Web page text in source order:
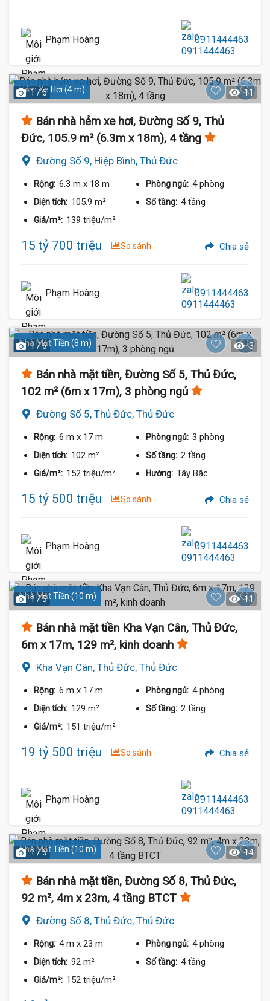
Phạm Hoàng 0911444463
Hẻm Xe Hơi (4 m)
1 / 6 11
Bán nhà hẻm xe hơi, Đường Số 9, Thủ
Đức, 105.9 m² (6.3m x 18m), 4 tầng
Đường Số 9, Hiệp Bình, Thủ Đức
Rộng: 6.3 m x 18 m Phòng ngủ: 4 phòng
Diện tích: 105.9 m² Số tầng: 4 tầng
Giá/m²: 139 triệu/m²
15 tỷ 700 triệu So sánh Chia sẻ
Phạm Hoàng 0911444463
Nhà Mặt Tiền (8 m)
1 / 6 3
Bán nhà mặt tiền, Đường Số 5, Thủ Đức,
102 m² (6m x 17m), 3 phòng ngủ
Đường Số 5, Thủ Đức, Thủ Đức
Rộng: 6 m x 17 m Phòng ngủ: 3 phòng
Diện tích: 102 m² Số tầng: 2 tầng
Giá/m²: 152 triệu/m² Hướng: Tây Bắc
15 tỷ 500 triệu So sánh Chia sẻ
Phạm Hoàng 0911444463
Nhà Mặt Tiền (10 m)
1 / 5 11
Bán nhà mặt tiền Kha Vạn Cân, Thủ Đức,
6m x 17m, 129 m², kinh doanh
Kha Vạn Cân, Thủ Đức, Thủ Đức
Rộng: 6 m x 17 m Phòng ngủ: 4 phòng
Diện tích: 129 m² Số tầng: 2 tầng
Giá/m²: 151 triệu/m²
19 tỷ 500 triệu So sánh Chia sẻ
Phạm Hoàng 0911444463
Nhà Mặt Tiền (10 m)
1 / 5 14
Bán nhà mặt tiền, Đường Số 8, Thủ Đức,
92 m², 4m x 23m, 4 tầng BTCT
Đường Số 8, Thủ Đức, Thủ Đức
Rộng: 4 m x 23 m Phòng ngủ: 4 phòng
Diện tích: 92 m² Số tầng: 4 tầng
Giá/m²: 152 triệu/m²